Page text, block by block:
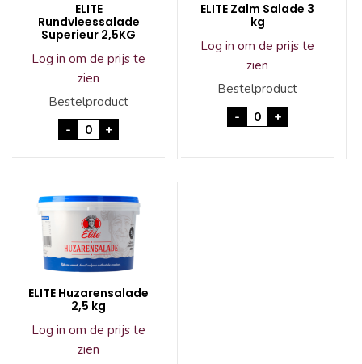
ELITE
Rundvleessalade
Superieur 2,5KG
Log in om de prijs te
zien
Bestelproduct
- ELITE Rundvleessalade Superieur 2,5KG aantal
+
ELITE Zalm Salade 3
kg
Log in om de prijs te
zien
Bestelproduct
- ELITE Zalm
+
ELITE Huzarensalade
2,5 kg
Log in om de prijs te
zien